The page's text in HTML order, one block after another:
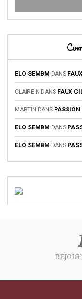
ELOISEMBM DANS
CLAIRE N DANS FAUX
MARTIN DANS PASSION
ELOISEMBM DANS
ELOISEMBM DANS